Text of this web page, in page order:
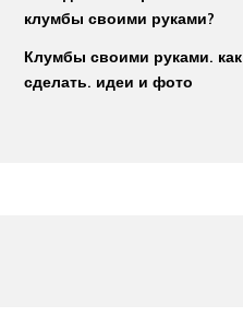
клумбы своими руками?
Клумбы своими руками. как
сделать. идеи и фото